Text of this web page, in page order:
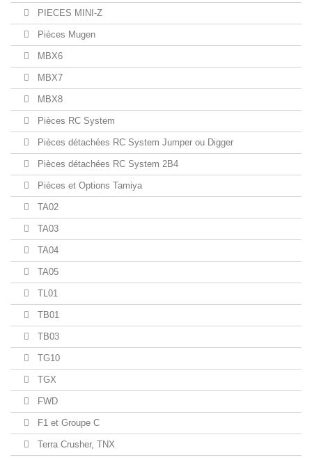
PIECES MINI-Z
Pièces Mugen
MBX6
MBX7
MBX8
Pièces RC System
Pièces détachées RC System Jumper ou Digger
Pièces détachées RC System 2B4
Pièces et Options Tamiya
TA02
TA03
TA04
TA05
TL01
TB01
TB03
TG10
TGX
FWD
F1 et Groupe C
Terra Crusher, TNX